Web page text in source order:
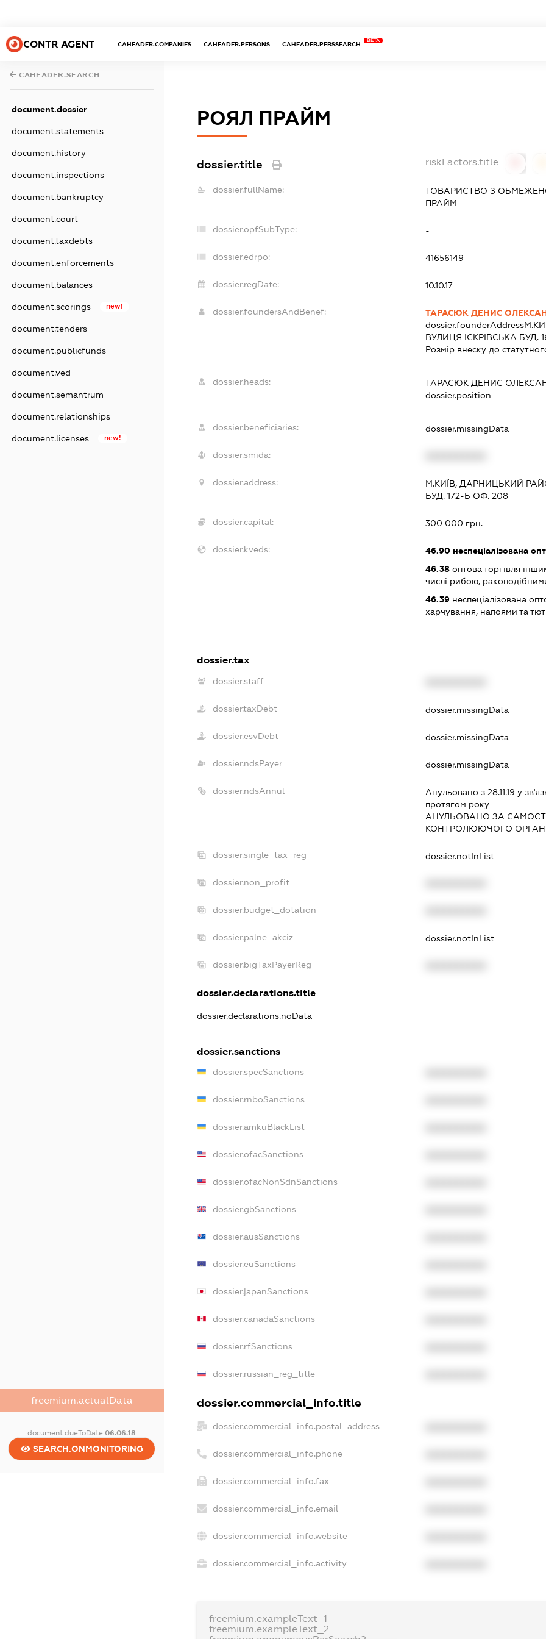
CONTR AGENT CAHEADER.COMPANIES CAHEADER.PERSONS CAHEADER.PERSSEARCH
BETA
CAHEADER.SEARCH
document.dossier
document.statements
document.history
document.inspections
document.bankruptcy
document.court
document.taxdebts
document.enforcements
document.balances
document.scorings new!
document.tenders
document.publicfunds
document.ved
document.semantrum
document.relationships
document.licenses new!
freemium.actualData
document.dueToDate06.06.18
SEARCH.ONMONITORING
РОЯЛ ПРАЙМ
dossier.title riskFactors.title
dossier.fullName:
ТОВАРИСТВО З
ПРАЙМ
dossier.opfSubType: -
dossier.edrpo: 41656149
dossier.regDate: 10.10.17
dossier.foundersAndBenef:
ТАРАСЮК ДЕНИС
dossier.founderAddress
ВУЛИЦЯ ІСКРІВСЬКА БУД.
Розмір внеску до
dossier.heads:
ТАРАСЮК ДЕНИС
dossier.position -
dossier.beneficiaries: dossier.missingData
dossier.smida:
dossier.address:
М.КИЇВ, ДАРНИЦЬКИЙ
БУД. 172-Б ОФ. 208
dossier.capital: 300 000 грн.
dossier.kveds: 46.90неспеціалізована
46.38оптова торгівля
числі рибою,
46.39неспеціалізована
харчування, напоями та
dossier.tax
dossier.staff
dossier.taxDebt dossier.missingData
dossier.esvDebt dossier.missingData
dossier.ndsPayer dossier.missingData
dossier.ndsAnnul
Анульовано з 28.11.19 у
протягом року
АНУЛЬОВАНО ЗА
КОНТРОЛЮЮЧОГО
dossier.single_tax_reg dossier.notInList
dossier.non_profit
dossier.budget_dotation
dossier.palne_akciz dossier.notInList
dossier.bigTaxPayerReg
dossier.declarations.title
dossier.declarations.noData
dossier.sanctions
dossier.specSanctions
dossier.rnboSanctions
dossier.amkuBlackList
dossier.ofacSanctions
dossier.ofacNonSdnSanctions
dossier.gbSanctions
dossier.ausSanctions
dossier.euSanctions
dossier.japanSanctions
dossier.canadaSanctions
dossier.rfSanctions
dossier.russian_reg_title
dossier.commercial_info.title
dossier.commercial_info.postal_address
dossier.commercial_info.phone
dossier.commercial_info.fax
dossier.commercial_info.email
dossier.commercial_info.website
dossier.commercial_info.activity
freemium.exampleText_1
freemium.exampleText_2